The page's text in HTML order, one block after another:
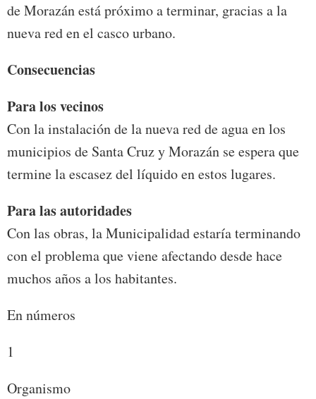
de Morazán está próximo a terminar, gracias a la
nueva red en el casco urbano.
Consecuencias
Para los vecinos
Con la instalación de la nueva red de agua en los
municipios de Santa Cruz y Morazán se espera que
termine la escasez del líquido en estos lugares.
Para las autoridades
Con las obras, la Municipalidad estaría terminando
con el problema que viene afectando desde hace
muchos años a los habitantes.
En números
1
Organismo